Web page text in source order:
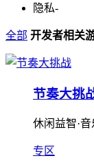
隐私-
全部 开发者相关
节奏大挑
休闲益智·
专区